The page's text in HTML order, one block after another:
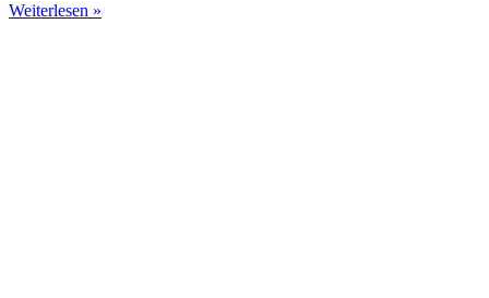
Weiterlesen »